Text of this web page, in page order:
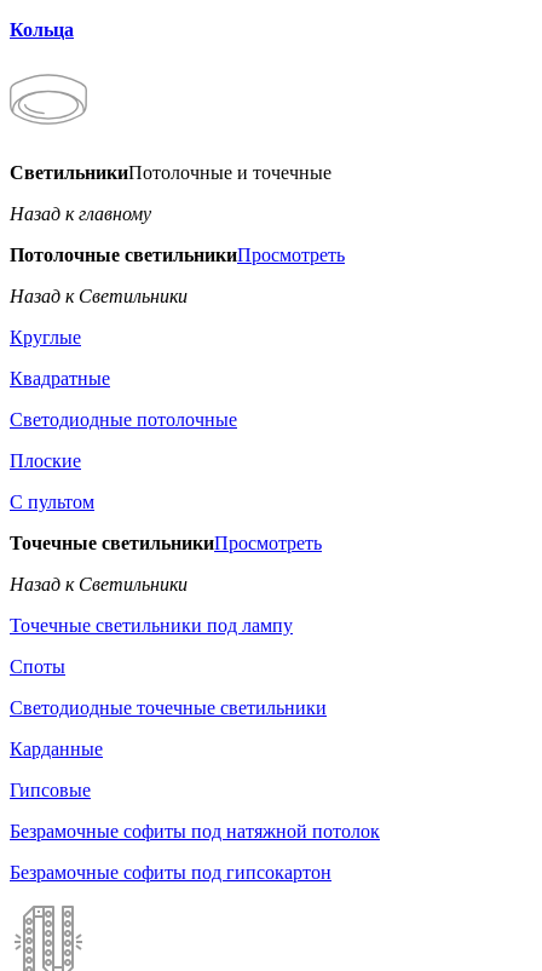
Кольца
СветильникиПотолочные и точечные
Назад к главному
Потолочные светильникиПросмотреть
Назад к Светильники
Круглые
Квадратные
Светодиодные потолочные
Плоские
С пультом
Точечные светильникиПросмотреть
Назад к Светильники
Точечные светильники под лампу
Споты
Светодиодные точечные светильники
Карданные
Гипсовые
Безрамочные софиты под натяжной потолок
Безрамочные софиты под гипсокартон